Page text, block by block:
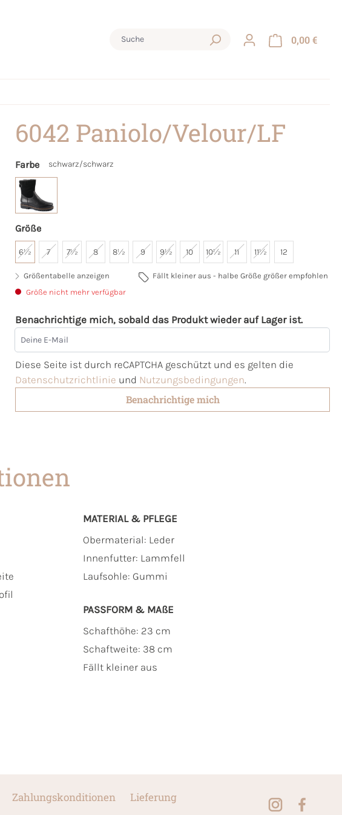
0,00 €
6042 Paniolo/Velour/LF
Farbe schwarz/schwarz
Größe
6½ 7 7½ 8 8½ 9 9½ 10 10½ 11 11½ 12
Größentabelle anzeigen
Fällt kleiner aus - halbe Größe größer empfohlen
Größe nicht mehr verfügbar
Benachrichtige mich, sobald das Produkt wieder auf Lager ist.
Deine E-Mail
Diese Seite ist durch reCAPTCHA geschützt und es gelten die
Datenschutzrichtlinie und Nutzungsbedingungen.
Benachrichtige mich
MATERIAL & PFLEGE
Obermaterial: Leder
Innenfutter: Lammfell
Laufsohle: Gummi
PASSFORM & MAẞE
Schafthöhe: 23 cm
Schaftweite: 38 cm
Fällt kleiner aus
Zahlungskonditionen
Lieferung